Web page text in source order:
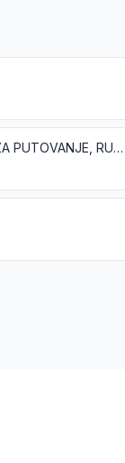
PROIZVODI OD KOŽE; SEDLARSKI I REMENARSKI PROIZVODI; PREDMETI ZA PUTOVANJE, RUČNE TORBE I SLIČNI SPREMNICI; PROIZVODI OD ŽIVOTINJSKIH CRIJEVA (OSIM OD DUDOVOG SVILCA)